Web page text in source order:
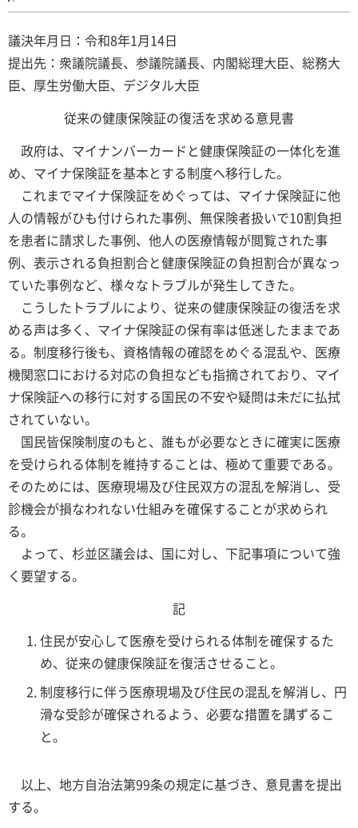
議決年月日：令和8年1月14日
提出先：衆議院議長、参議院議長、内閣総理大臣、総務大
臣、厚生労働大臣、デジタル大臣
従来の健康保険証の復活を求める意見書
政府は、マイナンバーカードと健康保険証の一体化を進
め、マイナ保険証を基本とする制度へ移行した。
これまでマイナ保険証をめぐっては、マイナ保険証に他
人の情報がひも付けられた事例、無保険者扱いで10割負担
を患者に請求した事例、他人の医療情報が閲覧された事
例、表示される負担割合と健康保険証の負担割合が異なっ
ていた事例など、様々なトラブルが発生してきた。
こうしたトラブルにより、従来の健康保険証の復活を求
める声は多く、マイナ保険証の保有率は低迷したままであ
る。制度移行後も、資格情報の確認をめぐる混乱や、医療
機関窓口における対応の負担なども指摘されており、マイ
ナ保険証への移行に対する国民の不安や疑問は未だに払拭
されていない。
国民皆保険制度のもと、誰もが必要なときに確実に医療
を受けられる体制を維持することは、極めて重要である。
そのためには、医療現場及び住民双方の混乱を解消し、受
診機会が損なわれない仕組みを確保することが求められ
る。
よって、杉並区議会は、国に対し、下記事項について強
く要望する。
記
住民が安心して医療を受けられる体制を確保するた
め、従来の健康保険証を復活させること。
制度移行に伴う医療現場及び住民の混乱を解消し、円
滑な受診が確保されるよう、必要な措置を講ずるこ
と。
以上、地方自治法第99条の規定に基づき、意見書を提出
する。